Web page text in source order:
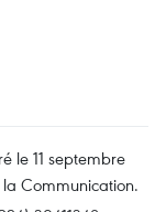
le 11 septembre
Communication.